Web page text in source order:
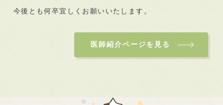
今後とも何卒宜しくお願いいたします。
医師紹介ページを見る